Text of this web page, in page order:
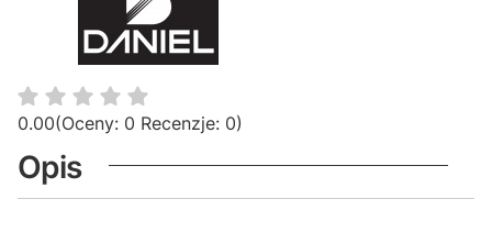
0.00(Oceny: 0 Recenzje: 0)
Opis